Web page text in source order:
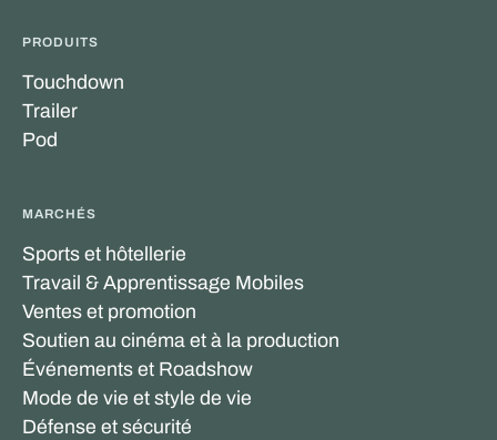
PRODUITS
Touchdown
Trailer
Pod
MARCHÉS
Sports et hôtellerie
Travail & Apprentissage Mobiles
Ventes et promotion
Soutien au cinéma et à la production
Événements et Roadshow
Mode de vie et style de vie
Défense et sécurité